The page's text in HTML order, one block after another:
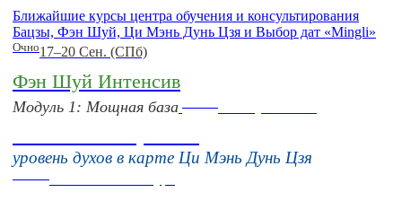
Ближайшие курсы центра обучения и консультирования
Бацзы, Фэн Шуй, Ци Мэнь Дунь Цзя и Выбор дат «Mingli»
Очно17–20 Сен. (СПб)
Фэн Шуй Интенсив
Модуль 1: Мощная база
уровень духов в карте Ци Мэнь Дунь Цзя